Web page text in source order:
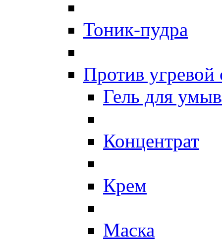
Тоник-пудра
Против
Гель для
Концентрат
Крем
Маска